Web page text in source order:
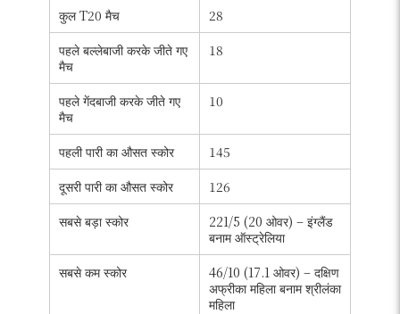
कुल T20 मैच
28
पहले बल्लेबाजी करके जीते गए
मैच
18
पहले गेंदबाजी करके जीते गए
मैच
10
पहली पारी का औसत स्कोर
145
दूसरी पारी का औसत स्कोर
126
सबसे बड़ा स्कोर
221/5 (20 ओवर) – इंग्लैंड
बनाम ऑस्ट्रेलिया
सबसे कम स्कोर
46/10 (17.1 ओवर) – दक्षिण
अफ्रीका महिला बनाम श्रीलंका
महिला